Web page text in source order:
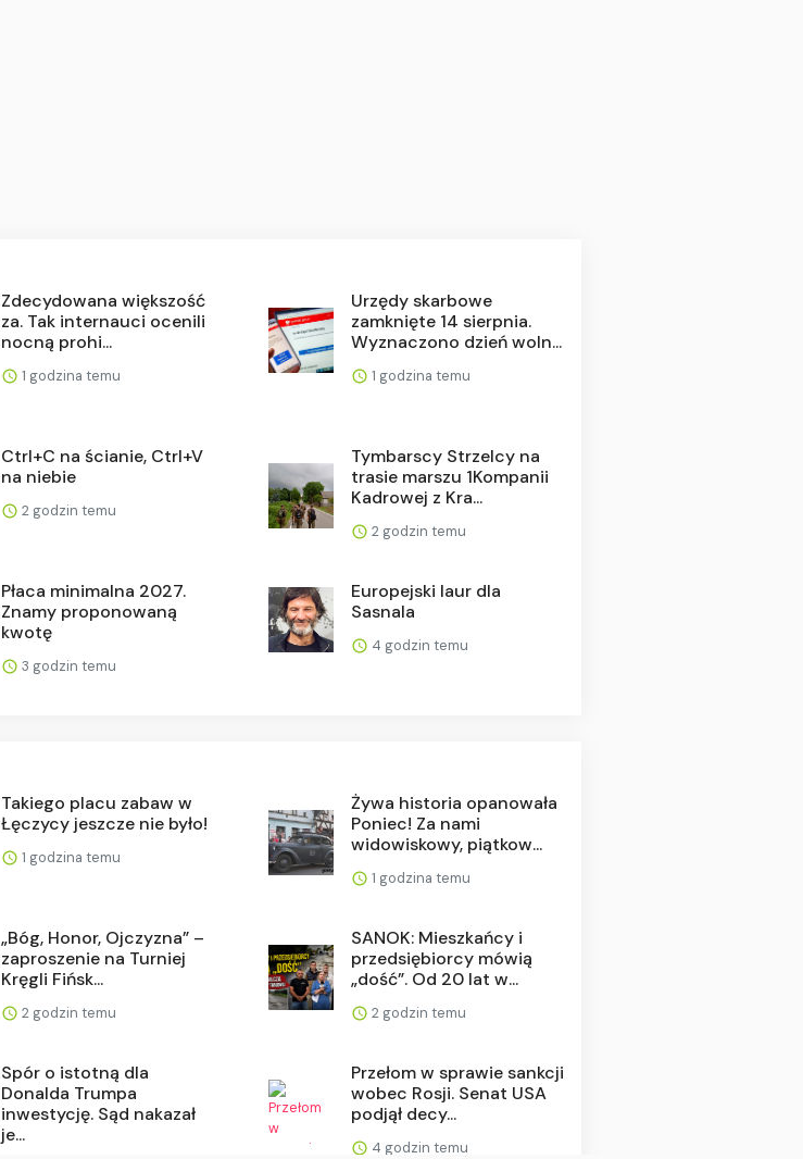
Zdecydowana większość
za. Tak internauci ocenili
nocną prohi...
1 godzina temu
Urzędy skarbowe
zamknięte 14 sierpnia.
Wyznaczono dzień woln...
1 godzina temu
Ctrl+C na ścianie, Ctrl+V
na niebie
2 godzin temu
Tymbarscy Strzelcy na
trasie marszu 1Kompanii
Kadrowej z Kra...
2 godzin temu
Płaca minimalna 2027.
Znamy proponowaną
kwotę
3 godzin temu
Europejski laur dla
Sasnala
4 godzin temu
Takiego placu zabaw w
Łęczycy jeszcze nie było!
1 godzina temu
Żywa historia opanowała
Poniec! Za nami
widowiskowy, piątkow...
1 godzina temu
„Bóg, Honor, Ojczyzna” –
zaproszenie na Turniej
Kręgli Fińsk...
2 godzin temu
SANOK: Mieszkańcy i
przedsiębiorcy mówią
„dość”. Od 20 lat w...
2 godzin temu
Spór o istotną dla
Donalda Trumpa
inwestycję. Sąd nakazał
je...
Przełom w sprawie sankcji
wobec Rosji. Senat USA
podjął decy...
4 godzin temu